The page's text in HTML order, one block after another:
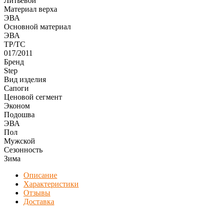
Материал верха
ЭВА
Оcновной материал
ЭВА
ТР/ТС
017/2011
Бренд
Step
Вид изделия
Сапоги
Ценовой сегмент
Эконом
Подошва
ЭВА
Пол
Мужской
Сезонность
Зима
Описание
Характеристики
Отзывы
Доставка